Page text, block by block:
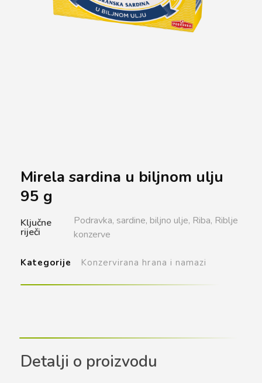
Mirela sardina u biljnom ulju
95 g
Ključne
riječi
Podravka, sardine, biljno ulje, Riba, Riblje
konzerve
Kategorije Konzervirana hrana i namazi
Detalji o proizvodu